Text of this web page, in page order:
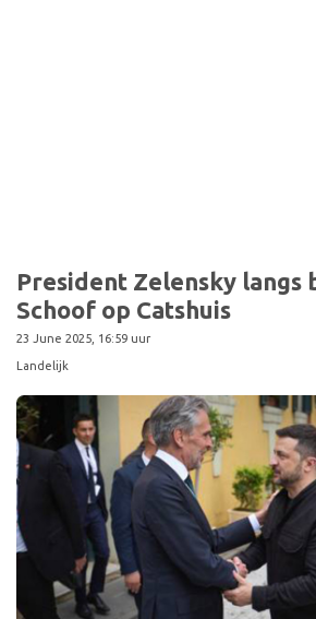
President Zelensky langs
Schoof op Catshuis
23 June 2025, 16:59 uur
Landelijk